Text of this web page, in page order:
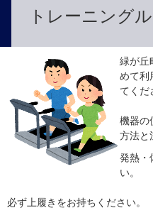
トレーニング
緑が丘
めて利
てくだ
機器の
方法と
発熱・
い。
必ず上履きをお持ちください。